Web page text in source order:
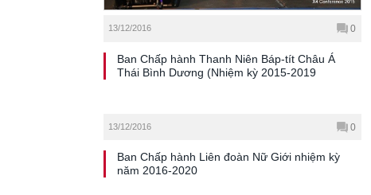
13/12/2016 0
Ban Chấp hành Thanh Niên Báp-tít Châu Á
Thái Bình Dương (Nhiệm kỳ 2015-2019
13/12/2016 0
Ban Chấp hành Liên đoàn Nữ Giới nhiệm kỳ
năm 2016-2020